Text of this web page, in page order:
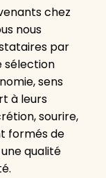
chez
nous
par
sélection
sens
à leurs
sourire,
formés de
qualité